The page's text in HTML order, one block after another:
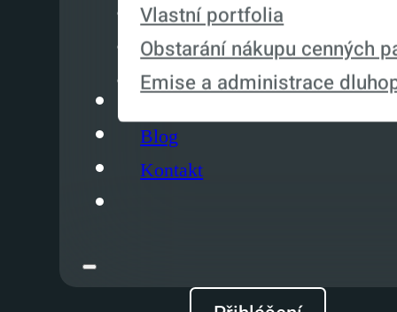
Vlastní portfolia
Obstarání nákupu cenných
Emise a administrace
Blog
Kontakt